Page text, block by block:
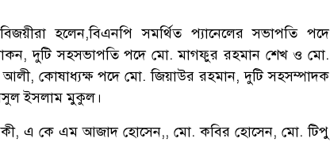
হলেন,বিএনপি সমর্থিত প্যানেলের সভাপতি পদে
দুটি সহসভাপতি পদে মো. মাগফুর রহমান শেখ ও মো.
আলী, কোষাধ্যক্ষ পদে মো. জিয়াউর রহমান, দুটি সহসম্পাদক
ইসলাম মুকুল।
এ কে এম আজাদ হোসেন,, মো. কবির হোসেন, মো. টিপু